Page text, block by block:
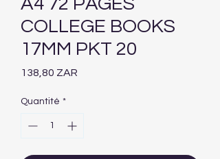
COLLEGE BOOKS
17MM PKT 20
138,80 ZAR
Quantité *